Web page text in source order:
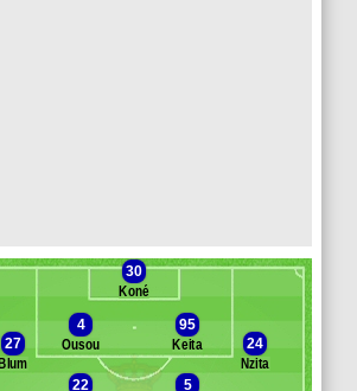
30
Koné
4
Ousou
95
Keita
27
Blum
24
Nzita
22
5